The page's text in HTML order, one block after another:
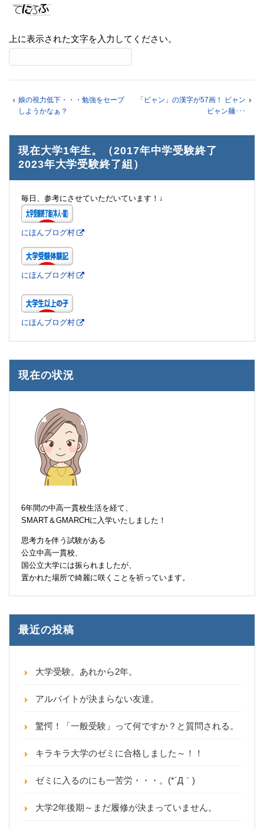
上に表示された文字を入力してください。
娘の視力低下・・・勉強をセーブ
しようかなぁ？
「ビャン」の漢字が57画！ ビャン
ビャン麺･･･
現在大学1年生。（2017年中学受験終了
2023年大学受験終了組）
毎日、参考にさせていただいています！↓
にほんブログ村
にほんブログ村
にほんブログ村
現在の状況
6年間の中高一貫校生活を経て、
SMART＆GMARCHに入学いたしました！
思考力を伴う試験がある
公立中高一貫校、
国公立大学には振られましたが、
置かれた場所で綺麗に咲くことを祈っています。
最近の投稿
大学受験。あれから2年。
アルバイトが決まらない友達。
驚愕！「一般受験」って何ですか？と質問される。
キラキラ大学のゼミに合格しました～！！
ゼミに入るのにも一苦労・・・。(*´Д｀)
大学2年後期～まだ履修が決まっていません。